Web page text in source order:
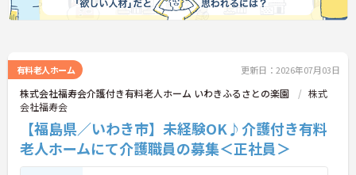
有料老人ホーム 更新日：2026年07月03日
株式会社福寿会介護付き有料老人ホーム いわきふるさとの楽園
株式
会社福寿会
【福島県／いわき市】未経験OK♪介護付き有料
老人ホームにて介護職員の募集＜正社員＞